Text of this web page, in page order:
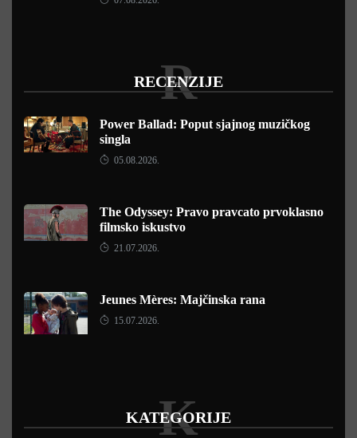
RECENZIJE
R
Power Ballad: Poput sjajnog muzičkog
singla
05.08.2026.
The Odyssey: Pravo pravcato prvoklasno
filmsko iskustvo
21.07.2026.
Jeunes Mères: Majčinska rana
15.07.2026.
KATEGORIJE
K